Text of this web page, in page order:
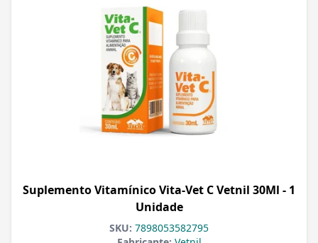
Suplemento Vitamínico Vita-Vet C Vetnil 30Ml - 1
Unidade
SKU: 7898053582795